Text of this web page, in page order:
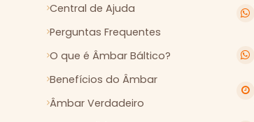
Central de Ajuda
Perguntas Frequentes
O que é Âmbar Báltico?
Benefícios do Âmbar
Âmbar Verdadeiro